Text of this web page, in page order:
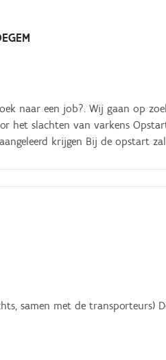
naar een job?. Wij gaan op
het slachten van varkens
krijgen Bij de opstart
samen met de transporteurs)